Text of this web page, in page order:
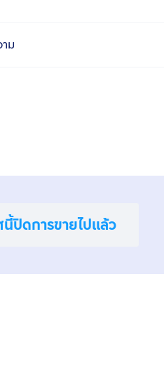
ม
นี้ปิดการขายไปแล้ว